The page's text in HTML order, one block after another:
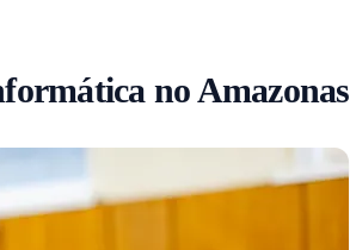
no Amazonas